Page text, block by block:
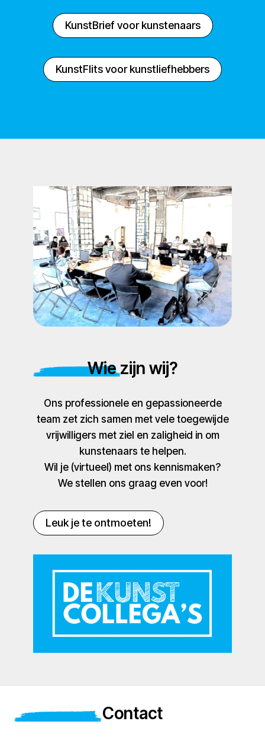
KunstBrief voor kunstenaars
KunstFlits voor kunstliefhebbers
Wie zijn wij?
Ons professionele en gepassioneerde
team zet zich samen met vele toegewijde
vrijwilligers met ziel en zaligheid in om
kunstenaars te helpen.
Wil je (virtueel) met ons kennismaken?
We stellen ons graag even voor!
Leuk je te ontmoeten!
Contact